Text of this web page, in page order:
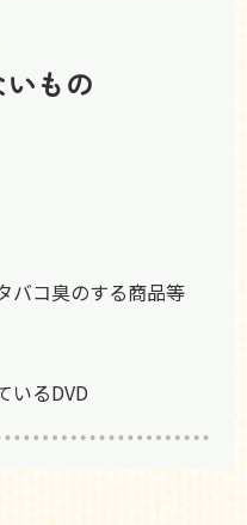
もの
バコ臭のする商品等
いるDVD